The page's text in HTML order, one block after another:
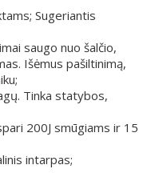
Sugeriantis
saugo nuo šalčio,
Išėmus pašiltinimą,
Tinka statybos,
200J smūgiams ir 15
intarpas;